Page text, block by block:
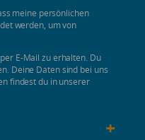
meine persönlichen
werden, um von
E-Mail zu erhalten. Du
Deine Daten sind bei uns
findest du in unserer
+